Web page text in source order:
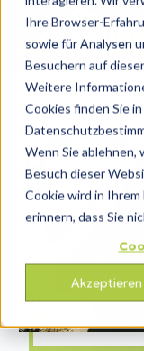
Ihre Browser-
sowie für Analysen
Besuchern auf
Weitere
Cookies finden Sie
Wenn Sie
Besuch dieser
Cookie wird in
erinnern, dass Sie
Akzeptieren